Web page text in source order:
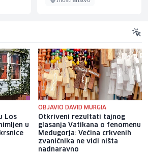
Los
u
OBJAVIO DAVID MURGIA
Otkriveni rezultati tajnog
glasanja Vatikana o fenomenu
Međugorja: Većina crkvenih
zvaničnika ne vidi ništa
nadnaravno